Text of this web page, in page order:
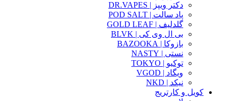
دکتر ویپز | DR.VAPES
پاد سالت | POD SALT
گلدلیف | GOLD LEAF
بی ال وی کی | BLVK
بازوکا | BAZOOKA
نستی | NASTY
توکیو | TOKYO
ویگاد | VGOD
نیکد | NKD
کویل و کارتریج